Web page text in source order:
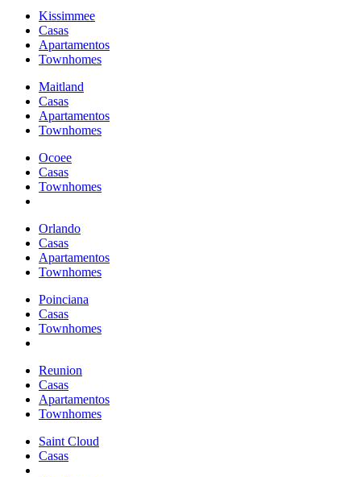
Kissimmee
Casas
Apartamentos
Townhomes
Maitland
Casas
Apartamentos
Townhomes
Ocoee
Casas
Townhomes
Orlando
Casas
Apartamentos
Townhomes
Poinciana
Casas
Townhomes
Reunion
Casas
Apartamentos
Townhomes
Saint Cloud
Casas